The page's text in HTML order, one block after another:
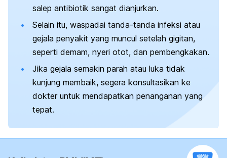
salep antibiotik sangat dianjurkan.
Selain itu, waspadai tanda-tanda infeksi atau
gejala penyakit yang muncul setelah gigitan,
seperti demam, nyeri otot, dan pembengkakan.
Jika gejala semakin parah atau luka tidak
kunjung membaik, segera konsultasikan ke
dokter untuk mendapatkan penanganan yang
tepat.